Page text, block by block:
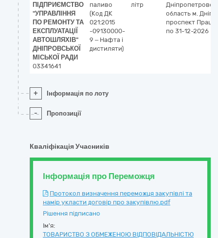
ПІДПРИЄМСТВО
"УПРАВЛІННЯ
ПО РЕМОНТУ ТА
ЕКСПЛУАТАЦІЇ
АВТОШЛЯХІВ"
ДНІПРОВСЬКОЇ
МІСЬКОЇ РАДИ
03341641
паливо
(Код ДК
021:2015
-09130000-
9 – Нафта і
дистиляти)
літр
область м.
проспект Праці,
по 31-12-2026
+ Інформація по лоту
- Пропозиції
Кваліфікація Учасників
Інформація про Переможця
Протокол визначення переможця закупівлі та
намір укласти договір про закупівлю.pdf
Рішення підписано
Ім'я:
ТОВАРИСТВО З ОБМЕЖЕНОЮ ВІДПОВІДАЛЬНІСТЮ